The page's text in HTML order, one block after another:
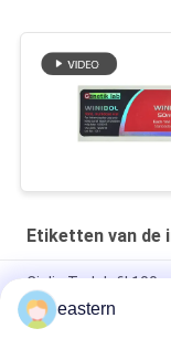
Etiketten van de
Cialis Tadalafil
SS-31 Sterke
eastern